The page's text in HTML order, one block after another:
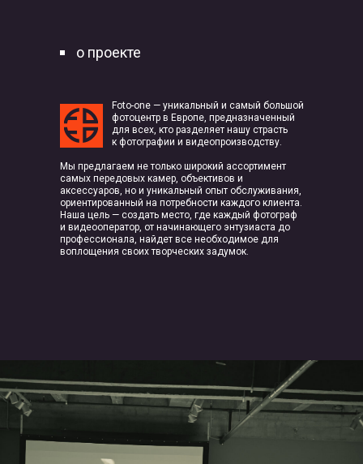
Мы предлагаем не только широкий ассортимент
самых передовых камер, объективов и
аксессуаров, но и уникальный опыт обслуживания,
ориентированный на потребности каждого клиента.
Наша цель — создать место, где каждый фотограф
и видеооператор, от начинающего энтузиаста до
профессионала, найдет все необходимое для
воплощения своих творческих задумок.
Foto-one — уникальный и самый большой
фотоцентр в Европе, предназначенный
для всех, кто разделяет нашу страсть
к фотографии и видеопроизводству.
о проекте